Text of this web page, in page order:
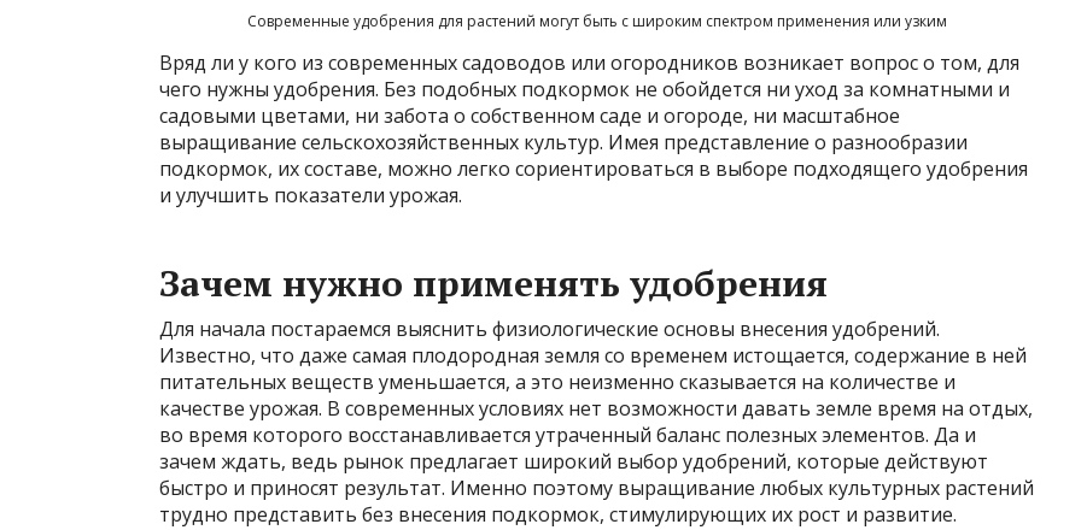
Современные удобрения для растений могут быть с широким спектром применения или узким
Вряд ли у кого из современных садоводов или огородников возникает вопрос о том, для
чего нужны удобрения. Без подобных подкормок не обойдется ни уход за комнатными и
садовыми цветами, ни забота о собственном саде и огороде, ни масштабное
выращивание сельскохозяйственных культур. Имея представление о разнообразии
подкормок, их составе, можно легко сориентироваться в выборе подходящего удобрения
и улучшить показатели урожая.
Зачем нужно применять удобрения
Для начала постараемся выяснить физиологические основы внесения удобрений.
Известно, что даже самая плодородная земля со временем истощается, содержание в ней
питательных веществ уменьшается, а это неизменно сказывается на количестве и
качестве урожая. В современных условиях нет возможности давать земле время на отдых,
во время которого восстанавливается утраченный баланс полезных элементов. Да и
зачем ждать, ведь рынок предлагает широкий выбор удобрений, которые действуют
быстро и приносят результат. Именно поэтому выращивание любых культурных растений
трудно представить без внесения подкормок, стимулирующих их рост и развитие.